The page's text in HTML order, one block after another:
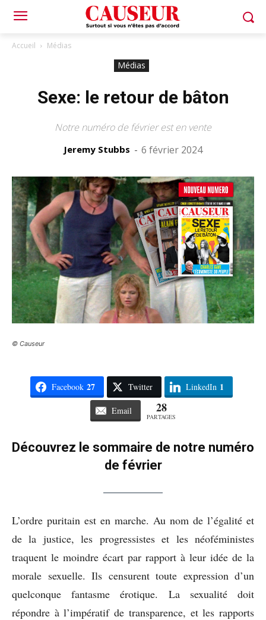
Accueil Médias
Médias
Sexe: le retour de bâton
Notre numéro de février est en vente
Jeremy Stubbs - 6 février 2024
© Causeur
Facebook 27 Twitter LinkedIn 1
Email 28
PARTAGES
Découvrez le sommaire de notre numéro
de février
L’ordre puritain est en marche. Au nom de l’égalité et
de la justice, les progressistes et les néoféministes
traquent le moindre écart par rapport à leur idée de la
morale sexuelle. Ils censurent toute expression d’un
quelconque fantasme érotique. La sexualité doit
répondre à l’impératif de transparence, et les rapports